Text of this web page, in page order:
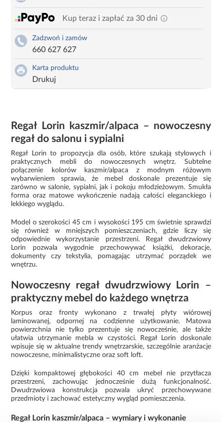
Kup teraz i zapłać za 30 dni
Zadzwoń i zamów
660 627 627
Karta produktu
Drukuj
Regał Lorin kaszmir/alpaca – nowoczesny
regał do salonu i sypialni
Regał Lorin to propozycja dla osób, które szukają stylowych i
praktycznych mebli do nowoczesnych wnętrz. Subtelne
połączenie kolorów kaszmir/alpaca z modnym różowym
wybarwieniem sprawia, że mebel doskonale prezentuje się
zarówno w salonie, sypialni, jak i pokoju młodzieżowym. Smukła
forma oraz matowe wykończenie nadają całości eleganckiego i
lekkiego wyglądu.
Model o szerokości 45 cm i wysokości 195 cm świetnie sprawdzi
się również w mniejszych pomieszczeniach, gdzie liczy się
odpowiednie wykorzystanie przestrzeni. Regał dwudrzwiowy
Lorin pozwala wygodnie przechowywać książki, dekoracje,
dokumenty czy tekstylia, pomagając utrzymać porządek we
wnętrzu.
Nowoczesny regał dwudrzwiowy Lorin –
praktyczny mebel do każdego wnętrza
Korpus oraz fronty wykonano z trwałej płyty wiórowej
laminowanej, odpornej na codzienne użytkowanie. Matowa
powierzchnia nie tylko prezentuje się nowocześnie, ale także
ułatwia utrzymanie mebla w czystości. Regał Lorin doskonale
wpisuje się w aktualne trendy wnętrzarskie, szczególnie aranżacje
nowoczesne, minimalistyczne oraz soft loft.
Dzięki kompaktowej głębokości 40 cm mebel nie przytłacza
przestrzeni, zachowując jednocześnie dużą funkcjonalność.
Dwudrzwiowa konstrukcja pozwala ukryć przechowywane
przedmioty i zachować estetyczny wygląd pomieszczenia.
Regał Lorin kaszmir/alpaca – wymiary i wykonanie